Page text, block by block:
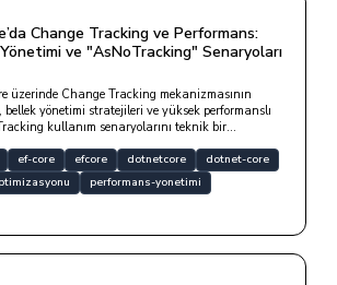
Change Tracking ve Performans:
ve "AsNoTracking" Senaryoları
üzerinde Change Tracking mekanizmasının
yönetimi stratejileri ve yüksek performanslı
kullanım senaryolarını teknik bir
ef-core efcore dotnetcore
dotnet-core
performans-yonetimi